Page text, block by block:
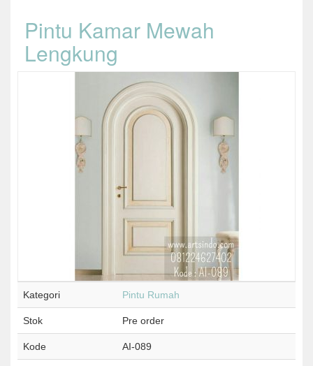
Pintu Kamar Mewah
Lengkung
Kategori Pintu Rumah
Stok Pre order
Kode AI-089